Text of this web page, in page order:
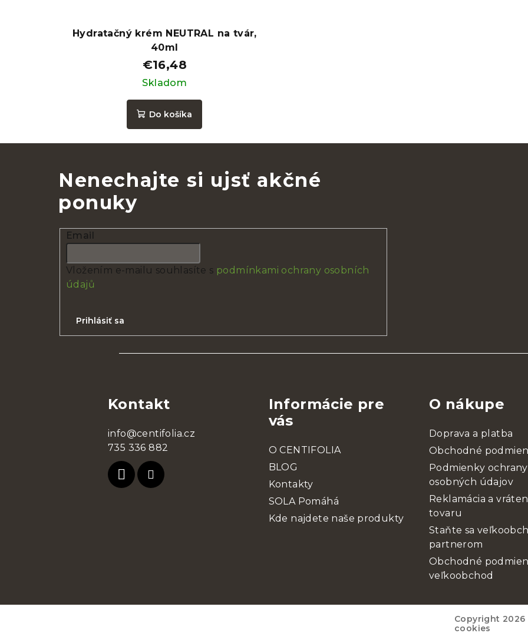
Hydratačný krém NEUTRAL na tvár,
40ml
€16,48
Skladom
Do košíka
Nenechajte si ujsť akčné
ponuky
Email
Vložením e-mailu souhlasíte s podmínkami ochrany osobních
údajů
Prihlásiť sa
Kontakt
info@centifolia.cz
735 336 882
Informácie pre
vás
O CENTIFOLIA
BLOG
Kontakty
SOLA Pomáhá
Kde najdete naše produkty
O nákupe
Doprava a platba
Obchodné
Podmienky ochrany
osobných údajov
Reklamácia a
tovaru
Staňte sa
partnerom
Obchodné
veľkoobchod
Copyright 2026
cookies